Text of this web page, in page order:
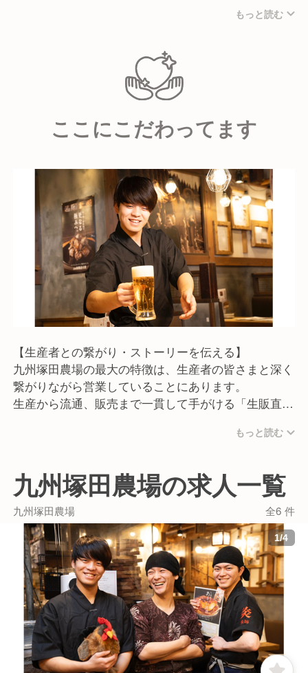
が多いのも当社の特徴です。
在籍10年以上の方も珍しくなく、中には一度他社に転
職してから「やっぱりここで働きたい」と戻ってくる
方もいらっしゃいます。
それだけ、この仕事にやりがいと誇りを持ってくれて
いるのかなと思っています。
【求める人物像】
九州塚田農場で活躍しているスタッフに共通している
のは、明るく前向きな姿勢です。
お祭りのような雰囲気の中で、「食が好き」「人が好
き」という想いを持った仲間が集まっています。
そして、私たちが特に大切にしているのは、次の3つ
■コミュニケーション能力
お客様はもちろん、生産者の方々やスタッフ同士、
様々な人と関わりながら仕事を進めていくため、人と
話すことが好きな方に向いています。
「食の未来を一緒に創りたい」「生産者の想いを大切
にしたい」そんな想いを持っている方には、きっと働
きがいを感じていただけるはずです。
■チャレンジ精神
安定よりもチャレンジを楽しめる方、キャリアをどん
どん上げていきたい方は、当社で高く評価されます。
成長する会社の中で、自分自身も大きく成長したいと
いう前向きな想いを持った方のご応募を、心よりお待
ちしております。
もっと読む
ここにこだわってます
【生産者との繋がり・ストーリーを伝える】
九州塚田農場の最大の特徴は、生産者の皆さまと深く
繋がりながら営業していることにあります。
生産から流通、販売まで一貫して手がける「生販直結
月に1回の会議では生産者と出荷計画を共有し、店舗
スタッフには産地研修の機会もあります。
宮崎や鹿児島、北海道の契約農家を実際に訪れて、生
産者のこだわりや想いを直接聞くことができます。
「この地鶏は、こんな想いで育てられているんだ」
「この野菜には、こんなストーリーがあるんだ」こう
した背景を知ることで、料理への愛着が生まれ、お客
様への説明にも熱が入ります。
単に料理を提供するだけではなく、生産者の想いとと
もにお客様に届ける。
それが、九州塚田農場で働く醍醐味です。
もっと読む
九州塚田農場の求人一覧
九州塚田農場 全6 件
1/4